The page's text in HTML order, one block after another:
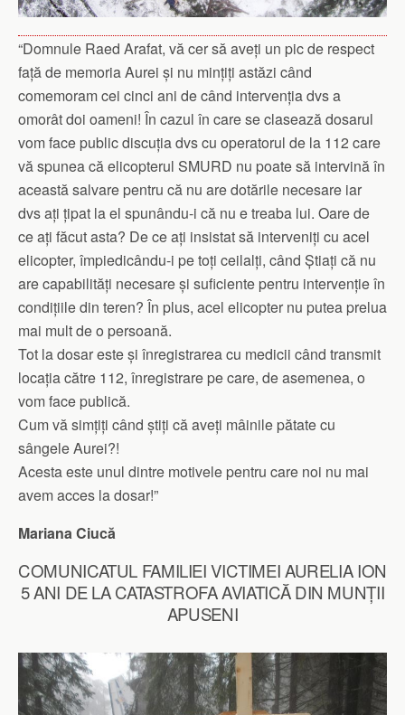
“Domnule Raed Arafat, vă cer să aveți un pic de respect
față de memoria Aurei și nu mințiți astăzi când
comemoram cei cinci ani de când intervenția dvs a
omorât doi oameni! În cazul în care se clasează dosarul
vom face public discuția dvs cu operatorul de la 112 care
vă spunea că elicopterul SMURD nu poate să intervină în
această salvare pentru că nu are dotările necesare iar
dvs ați țipat la el spunându-i că nu e treaba lui. Oare de
ce ați făcut asta? De ce ați insistat să interveniți cu acel
elicopter, împiedicându-i pe toți ceilalți, când Știați că nu
are capabilități necesare și suficiente pentru intervenție în
condițiile din teren? În plus, acel elicopter nu putea prelua
mai mult de o persoană.
Tot la dosar este și înregistrarea cu medicii când transmit
locația către 112, înregistrare pe care, de asemenea, o
vom face publică.
Cum vă simțiți când știți că aveți mâinile pătate cu
sângele Aurei?!
Acesta este unul dintre motivele pentru care noi nu mai
avem acces la dosar!”
Mariana Ciucă
COMUNICATUL FAMILIEI VICTIMEI AURELIA ION
5 ANI DE LA CATASTROFA AVIATICĂ DIN MUNȚII
APUSENI